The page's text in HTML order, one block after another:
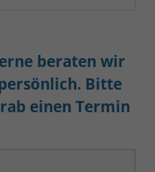
beraten wir
Bitte
einen Termin